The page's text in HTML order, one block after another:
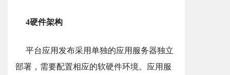
4硬件架构
平台应用发布采用单独的应用服务器独立
部署，需要配置相应的软硬件环境。应用服